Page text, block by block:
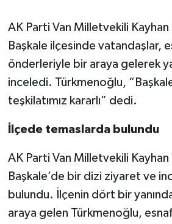
AK Parti Van Milletvekili
Başkale ilçesinde vatandaşlar,
önderleriyle bir araya gelerek
inceledi. Türkmenoğlu,
teşkilatımız kararlı” dedi.
İlçede temaslarda bulundu
AK Parti Van Milletvekili
Başkale’de bir dizi ziyaret ve
bulundu. İlçenin dört bir
araya gelen Türkmenoğlu,